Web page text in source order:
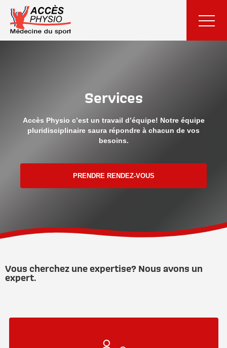
Services
Accès Physio c’est un travail d’équipe! Notre équipe
pluridisciplinaire saura répondre à chacun de vos
besoins.
PRENDRE RENDEZ-VOUS
Vous cherchez une expertise? Nous avons un
expert.